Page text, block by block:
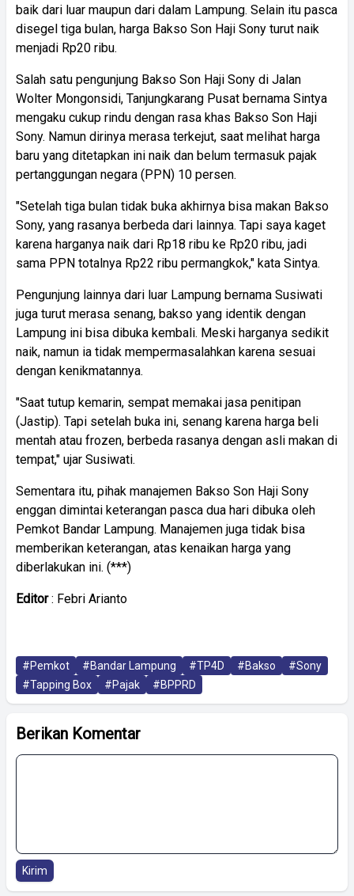
baik dari luar maupun dari dalam Lampung. Selain itu pasca
disegel tiga bulan, harga Bakso Son Haji Sony turut naik
menjadi Rp20 ribu.
Salah satu pengunjung Bakso Son Haji Sony di Jalan
Wolter Mongonsidi, Tanjungkarang Pusat bernama Sintya
mengaku cukup rindu dengan rasa khas Bakso Son Haji
Sony. Namun dirinya merasa terkejut, saat melihat harga
baru yang ditetapkan ini naik dan belum termasuk pajak
pertanggungan negara (PPN) 10 persen.
"Setelah tiga bulan tidak buka akhirnya bisa makan Bakso
Sony, yang rasanya berbeda dari lainnya. Tapi saya kaget
karena harganya naik dari Rp18 ribu ke Rp20 ribu, jadi
sama PPN totalnya Rp22 ribu permangkok," kata Sintya.
Pengunjung lainnya dari luar Lampung bernama Susiwati
juga turut merasa senang, bakso yang identik dengan
Lampung ini bisa dibuka kembali. Meski harganya sedikit
naik, namun ia tidak mempermasalahkan karena sesuai
dengan kenikmatannya.
"Saat tutup kemarin, sempat memakai jasa penitipan
(Jastip). Tapi setelah buka ini, senang karena harga beli
mentah atau frozen, berbeda rasanya dengan asli makan di
tempat," ujar Susiwati.
Sementara itu, pihak manajemen Bakso Son Haji Sony
enggan dimintai keterangan pasca dua hari dibuka oleh
Pemkot Bandar Lampung. Manajemen juga tidak bisa
memberikan keterangan, atas kenaikan harga yang
diberlakukan ini. (***)
Editor: Febri Arianto
#Pemkot #Bandar Lampung #TP4D #Bakso
#Sony
#Tapping Box
#Pajak #BPPRD
Berikan Komentar
Kirim